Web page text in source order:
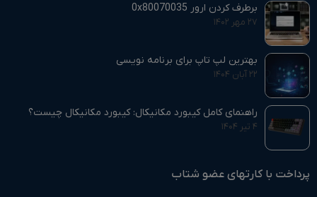
برطرف کردن ارور 0x80070035
۲۷ مهر ۱۴۰۲
بهترین لپ تاپ برای برنامه نویسی
۲۲ آبان ۱۴۰۴
راهنمای کامل کیبورد مکانیکال: کیبورد مکانیکال چیست؟
۴ تیر ۱۴۰۴
پرداخت با کارتهای عضو شتاب